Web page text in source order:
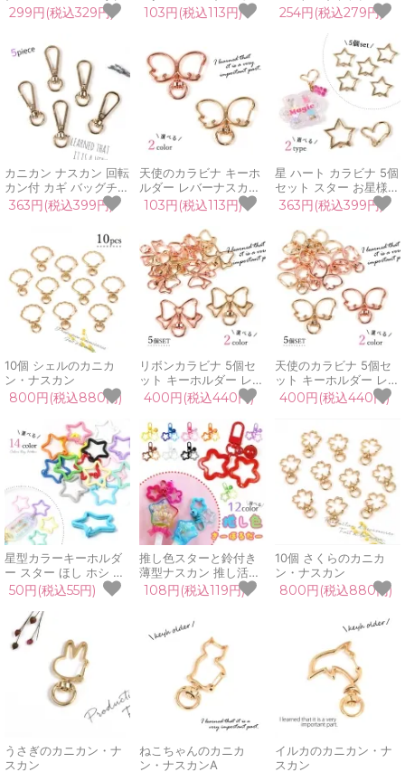
リング パーツ 資材 ナ
スカン キーリング パラ
バー ゴールド パステル
カラー カラフル
299円(税込329円)
カニカン パーツ ハート
はーと りぼん 手芸 ハ
ー 推し活グッズ
103円(税込113円)
セット ミニカラーライ
ト LEDライト 電気 電
球 光る イルミネーショ
ン 推し活 パーツ UVレ
ジン クラフト ハンドメ
254円(税込279円)
カニカン ナスカン 回転
カン付 カギ バッグチャ
ーム スナップフック キ
ーリング パーツ 手芸
お買い得 5個 シンプル
カニカン・ナスカン
363円(税込399円)
天使のカラビナ キーホ
ルダー レバーナスカン
カニカン パーツ エンジ
ェル 翼 羽根 手芸 ハン
ドメイド アクセサリー
推し活 クリスマス
103円(税込113円)
星 ハート カラビナ 5個
セット スター お星様
宇宙 はーと ラブ 愛 レ
バーナスカン カニカン
パーツ 手芸 クラフト
ハンドメイド
363円(税込399円)
10個 シェルのカニカ
ン・ナスカン
800円(税込880円)
リボンカラビナ 5個セ
ット キーホルダー レバ
ーナスカン カニカン パ
ーツ ハート はーと り
ぼん 手芸 ハンドメイド
アクセサリー 推し活グ
ッズ
400円(税込440円)
天使のカラビナ 5個セ
ット キーホルダー レバ
ーナスカン カニカン パ
ーツ エンジェル 翼 羽
サリー 推し活 クリスマ
400円(税込440円)
星型カラーキーホルダ
ー スター ほし ホシ 夜
空 カギ バッグチャーム
カニカン カラフル パー
ツ 手芸 ハンドメイド
アクセサリー 推し活グ
ッズ
50円(税込55円)
推し色スターと鈴付き
薄型ナスカン 推し活グ
ッズ パーツ カニカン
カラビナ フック 回転カ
ラフト ハンドメイド
108円(税込119円)
10個 さくらのカニカ
ン・ナスカン
800円(税込880円)
うさぎのカニカン・ナ
スカン
ねこちゃんのカニカ
ン・ナスカンA
イルカのカニカン・ナ
スカン